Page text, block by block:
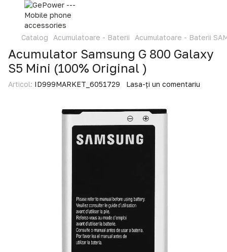
Catalog Acumulatoare - Baterii Acumulatoare - Baterii
Acumulator Samsung G 800 Galaxy
S5 Mini (100% Original )
Articol: ID999MARKET_6051729 Lasa-ți un comentariu